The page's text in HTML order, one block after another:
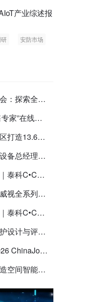
产业综述报
安防市场
：探索全栈
径
家”在线赋
打造13.6公
备总经理张
泰科C•CUR
能新时代
视全系列物
放心！
泰科C•CUR
能新时代
设计与评估
ChinaJo
与AI同游”新
空间智能时